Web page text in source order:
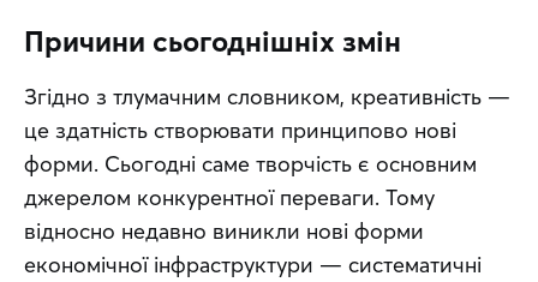
Причини сьогоднішніх змін
Згідно з тлумачним словником, креативність —
це здатність створювати принципово нові
форми. Сьогодні саме творчість є основним
джерелом конкурентної переваги. Тому
відносно недавно виникли нові форми
економічної інфраструктури — систематичні